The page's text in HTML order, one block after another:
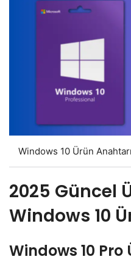
Windows 10 Ürün
2025 Güncel
Windows 10
Windows 10